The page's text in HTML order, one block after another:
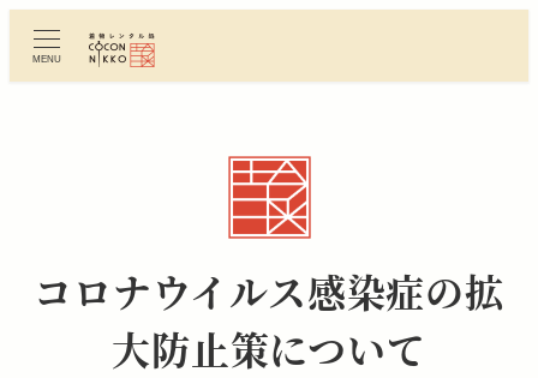
ン
MENU
コロナウイルス感染症の拡
大防止策について